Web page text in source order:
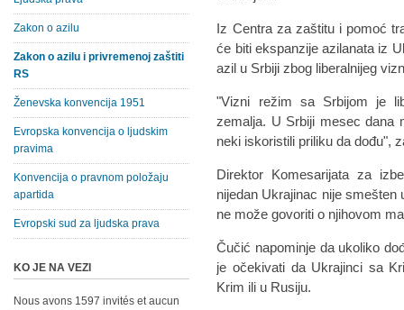
Iz Centra za zaštitu i pomoć
će biti ekspanzije azilanata iz
azil u Srbiji zbog liberalnijeg
"Vizni režim sa Srbijom je
zemalja. U Srbiji mesec dana
neki iskoristili priliku da dođu",
Direktor Komesarijata za
nijedan Ukrajinac nije smešten
ne može govoriti o njihovom
Čučić napominje da ukoliko
je očekivati da Ukrajinci sa
Krim ili u Rusiju.
Zakon o azilu
Zakon o azilu i privremenoj zaštiti
RS
Ženevska konvencija 1951
Evropska konvencija o ljudskim
pravima
Konvencija o pravnom položaju
apartida
Evropski sud za ljudska prava
KO JE NA VEZI
Nous avons 1597 invités et aucun